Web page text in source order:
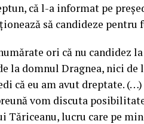
că l-a informat pe
să candideze
ori că nu candidez
la domnul Dragnea, nici de
că eu am avut dreptate.
vom discuta
Tăriceanu, lucru care pe